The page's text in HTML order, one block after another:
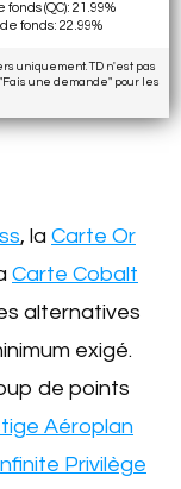
(QC): 21.99%
fonds: 22.99%
uniquement. TD n'est pas
une demande" pour les
, la Carte Or
Carte Cobalt
alternatives
exigé.
de points
Aéroplan
Privilège